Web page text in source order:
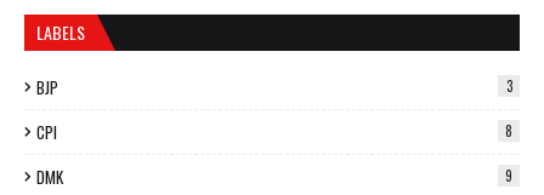
LABELS
BJP 3
CPI 8
DMK 9